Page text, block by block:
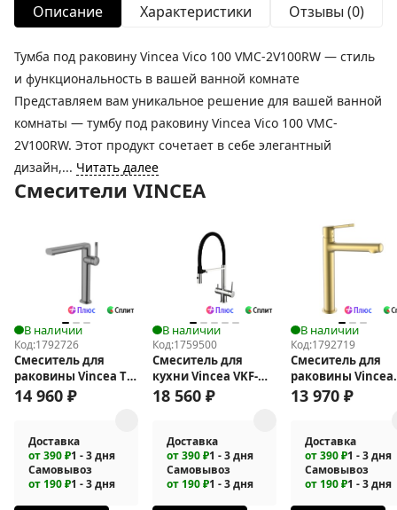
Описание Характеристики Отзывы (0)
Тумба под раковину Vincea Vico 100 VMC-2V100RW — стиль
и функциональность в вашей ванной комнате
Представляем вам уникальное решение для вашей ванной
комнаты — тумбу под раковину Vincea Vico 100 VMC-
2V100RW. Этот продукт сочетает в себе элегантный
дизайн,... Читать далее
Смесители VINCEA
В наличии
Код:1792726
Смеситель для
раковины Vincea ТГ
(TG) VBF-5TG2GM
14 960 ₽
Доставка
от 390 ₽1 - 3 дня
Самовывоз
от 190 ₽1 - 3 дня
В наличии
Код:1759500
Смеситель для
кухни Vincea VKF-
120CH
18 560 ₽
Доставка
от 390 ₽1 - 3 дня
Самовывоз
от 190 ₽1 - 3 дня
В наличии
Код:1792719
Смеситель для
раковины Vincea
Феерие (Feerie)
13 970 ₽
Доставка
от 390 ₽1 - 3 дня
Самовывоз
от 190 ₽1 - 3 дня